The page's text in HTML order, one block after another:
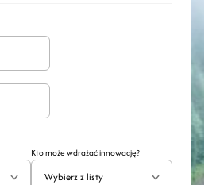
Kto może wdrażać innowację?
Wybierz z listy